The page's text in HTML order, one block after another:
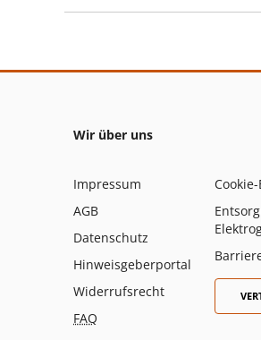
Wir über uns
Impressum
AGB
Datenschutz
Hinweisgeberportal
Widerrufsrecht
FAQ